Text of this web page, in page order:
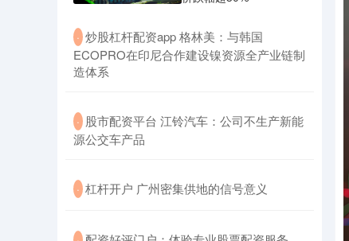
· ​炒股杠杆配资app 格林美：与韩国
ECOPRO在印尼合作建设镍资源全产业链制
造体系
· ​股市配资平台 江铃汽车：公司不生产新能
源公交车产品
· ​杠杆开户 广州密集供地的信号意义